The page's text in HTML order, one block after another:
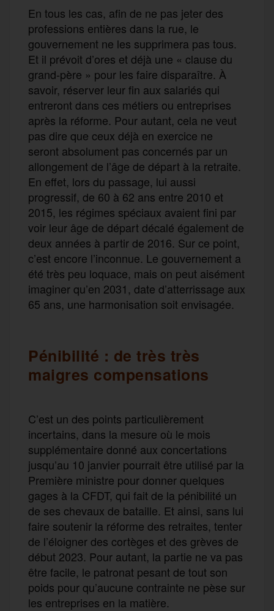
En tous les cas, afin de ne pas jeter des
professions entières dans la rue, le
gouvernement ne les supprimera pas tous.
Et il prévoit d’ores et déjà une « clause du
grand-père » pour les faire disparaître. À
savoir, réserver leur fin aux salariés qui
entreront dans ces métiers ou entreprises
après la réforme. Pour autant, cela ne veut
pas dire que ceux déjà en exercice ne
seront absolument pas concernés par un
allongement de l’âge de départ à la retraite.
En effet, lors du passage, lui aussi
progressif, de 60 à 62 ans entre 2010 et
2015, les régimes spéciaux avaient fini par
voir leur âge de départ décalé également de
deux années à partir de 2016. Sur ce point,
c’est encore l’inconnue. Le gouvernement a
été très peu loquace, mais on peut aisément
imaginer qu’en 2031, date d’atterrissage aux
65 ans, une harmonisation soit envisagée.
Pénibilité : de très très
maigres compensations
C’est un des points particulièrement
incertains, dans la mesure où le mois
supplémentaire donné aux concertations
jusqu’au 10 janvier pourrait être utilisé par la
Première ministre pour donner quelques
gages à la CFDT, qui fait de la pénibilité un
de ses chevaux de bataille. Et ainsi, sans lui
faire soutenir la réforme des retraites, tenter
de l’éloigner des cortèges et des grèves de
début 2023. Pour autant, la partie ne va pas
être facile, le patronat pesant de tout son
poids pour qu’aucune contrainte ne pèse sur
les entreprises en la matière.